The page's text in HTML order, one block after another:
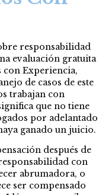
responsabilidad
evaluación gratuita
con Experiencia,
de casos de este
trabajan con
que no tiene
por adelantado
ganado un juicio.
después de
con
abrumadora, o
ser compensado